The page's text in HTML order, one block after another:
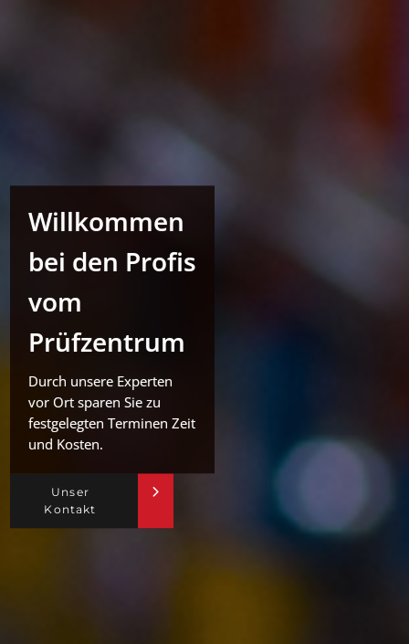
Willkommen
bei den Profis
vom
Prüfzentrum
Durch unsere Experten
vor Ort sparen Sie zu
festgelegten Terminen Zeit
und Kosten.
Unser
Kontakt